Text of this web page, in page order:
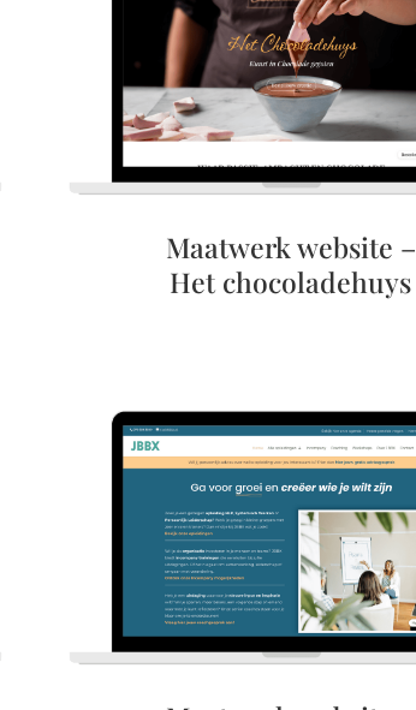
Maatwerk website –
Het chocoladehuys